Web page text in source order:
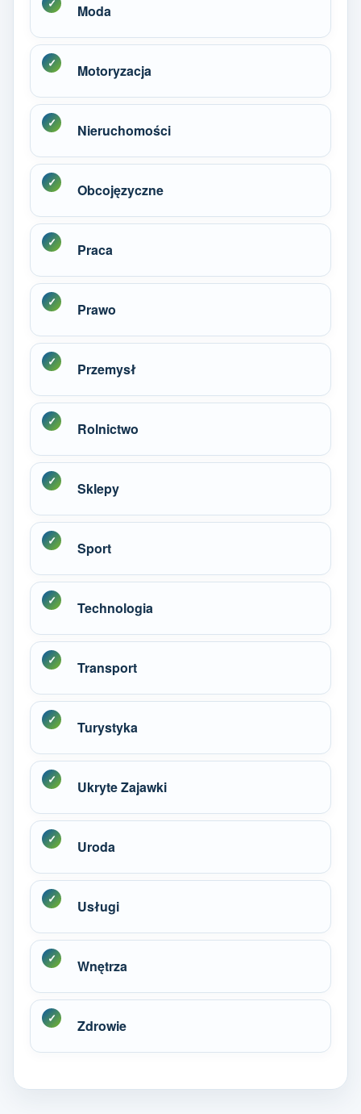
Moda
Motoryzacja
Nieruchomości
Obcojęzyczne
Praca
Prawo
Przemysł
Rolnictwo
Sklepy
Sport
Technologia
Transport
Turystyka
Ukryte Zajawki
Uroda
Usługi
Wnętrza
Zdrowie